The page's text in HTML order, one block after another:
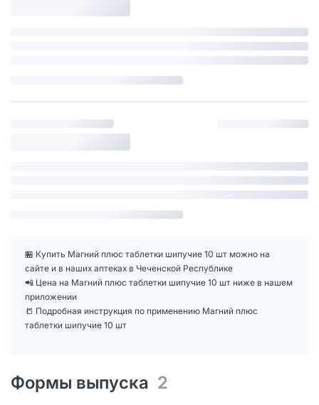
🏪 Купить Магний плюс таблетки шипучие 10 шт можно на
сайте и в наших аптеках в Чеченской Республике
📲 Цена на Магний плюс таблетки шипучие 10 шт ниже в нашем
приложении
📒 Подробная инструкция по применению Магний плюс
таблетки шипучие 10 шт
Формы выпуска 2